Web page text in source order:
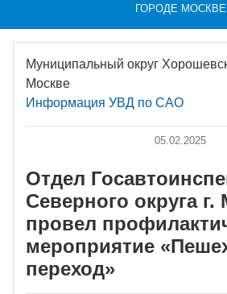
ГОРОДЕ МОСКВЕ
Муниципальный округ
Москве
Информация УВД по САО
05.02.2025
Отдел
Северного округа
провел
мероприятие
переход»